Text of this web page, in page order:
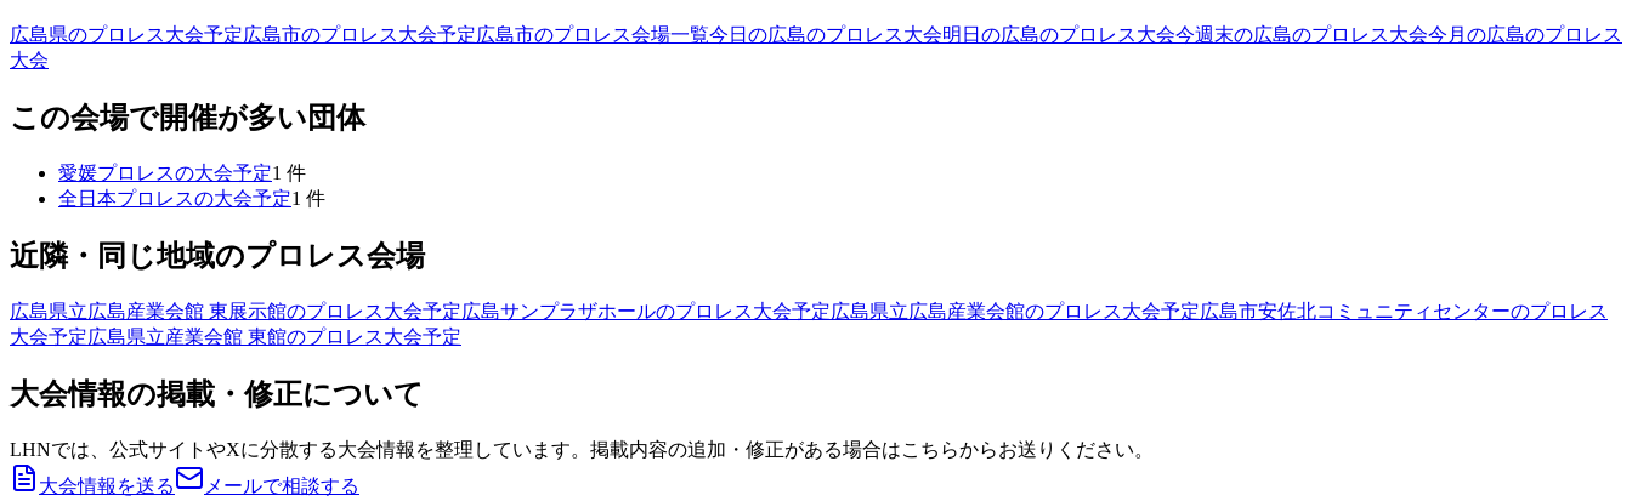
広島県のプロレス大会予定広島市のプロレス大会予定広島市のプロレス会場一覧今日の広島のプロレス大会明日の広島のプロレス大会今週末の広島のプロレス大会今月の広島のプロレス
大会
この会場で開催が多い団体
愛媛プロレスの大会予定1 件
全日本プロレスの大会予定1 件
近隣・同じ地域のプロレス会場
広島県立広島産業会館 東展示館のプロレス大会予定広島サンプラザホールのプロレス大会予定広島県立広島産業会館のプロレス大会予定広島市安佐北コミュニティセンターのプロレス
大会予定広島県立産業会館 東館のプロレス大会予定
大会情報の掲載・修正について
LHNでは、公式サイトやXに分散する大会情報を整理しています。掲載内容の追加・修正がある場合はこちらからお送りください。
大会情報を送る
メールで相談する